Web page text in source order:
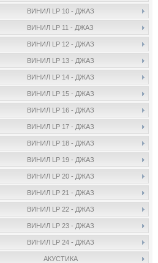
ВИНИЛ LP 10 - ДЖАЗ
ВИНИЛ LP 11 - ДЖАЗ
ВИНИЛ LP 12 - ДЖАЗ
ВИНИЛ LP 13 - ДЖАЗ
ВИНИЛ LP 14 - ДЖАЗ
ВИНИЛ LP 15 - ДЖАЗ
ВИНИЛ LP 16 - ДЖАЗ
ВИНИЛ LP 17 - ДЖАЗ
ВИНИЛ LP 18 - ДЖАЗ
ВИНИЛ LP 19 - ДЖАЗ
ВИНИЛ LP 20 - ДЖАЗ
ВИНИЛ LP 21 - ДЖАЗ
ВИНИЛ LP 22 - ДЖАЗ
ВИНИЛ LP 23 - ДЖАЗ
ВИНИЛ LP 24 - ДЖАЗ
АКУСТИКА